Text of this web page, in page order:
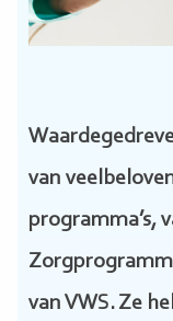
van
programma’s,
van VWS. Ze